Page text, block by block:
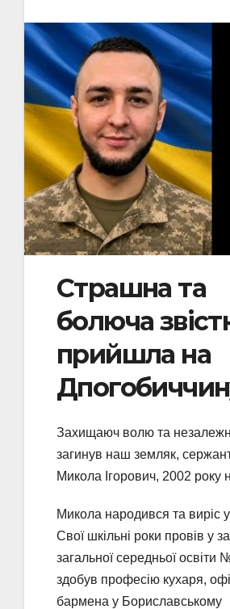
Страшна та
болюча
прийшла на
Захищаюч волю та
загинув наш земляк,
Микола Ігорович, 2002 року
Микола народився та виріс
Свої шкільні роки провів у
загальної середньої освіти
здобув професію кухаря,
бармена у Бориславському